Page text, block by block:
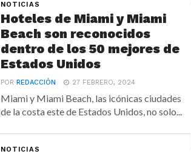
NOTICIAS
Hoteles de Miami y Miami
Beach son reconocidos
dentro de los 50 mejores de
Estados Unidos
PORREDACCIÓN 27 FEBRERO, 2024
Miami y Miami Beach, las icónicas ciudades
de la costa este de Estados Unidos, no solo...
NOTICIAS